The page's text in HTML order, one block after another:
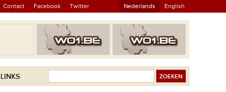
Contact Facebook Twitter Nederlands English
LINKS